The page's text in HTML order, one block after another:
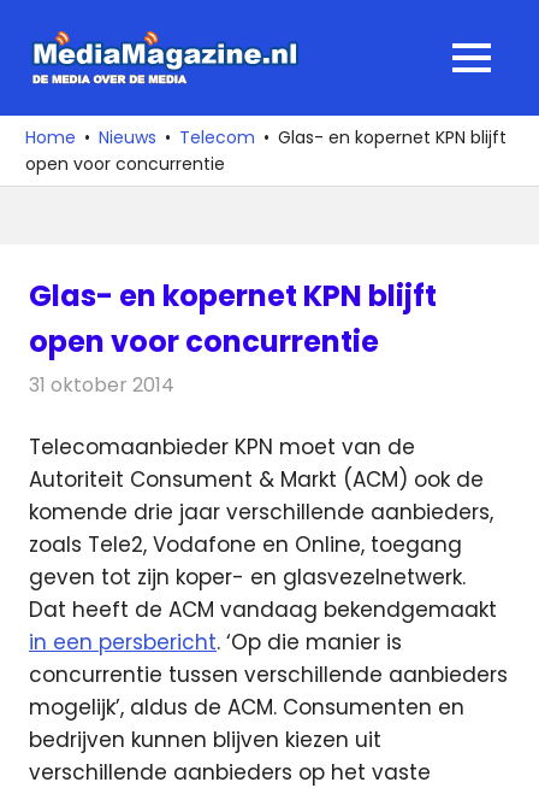
naar
media
over
de
MENU
Home Nieuws Telecom
Glas- en kopernet KPN blijft
open voor concurrentie
Glas- en kopernet KPN blijft
open voor concurrentie
31 oktober 2014
Telecomaanbieder KPN moet van de
Autoriteit Consument & Markt (ACM) ook de
komende drie jaar verschillende aanbieders,
zoals Tele2, Vodafone en Online, toegang
geven tot zijn koper- en glasvezelnetwerk.
Dat heeft de ACM vandaag bekendgemaakt
in een persbericht. ‘Op die manier is
concurrentie tussen verschillende aanbieders
mogelijk’, aldus de ACM. Consumenten en
bedrijven kunnen blijven kiezen uit
verschillende aanbieders op het vaste